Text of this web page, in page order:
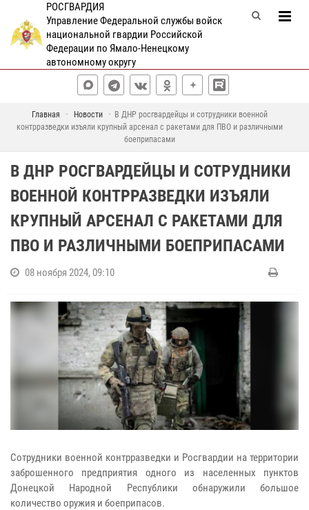
РОСГВАРДИЯ
Управление Федеральной службы войск
национальной гвардии Российской
Федерации по Ямало-Ненецкому
автономному округу
Главная Новости
В ДНР росгвардейцы и сотрудники военной
контрразведки изъяли крупный арсенал с ракетами для ПВО и различными
боеприпасами
В ДНР РОСГВАРДЕЙЦЫ И СОТРУДНИКИ
ВОЕННОЙ КОНТРРАЗВЕДКИ ИЗЪЯЛИ
КРУПНЫЙ АРСЕНАЛ С РАКЕТАМИ ДЛЯ
ПВО И РАЗЛИЧНЫМИ БОЕПРИПАСАМИ
08 ноября 2024, 09:10
Сотрудники военной контрразведки и Росгвардии на территории
заброшенного предприятия одного из населенных пунктов
Донецкой Народной Республики обнаружили большое
количество оружия и боеприпасов.